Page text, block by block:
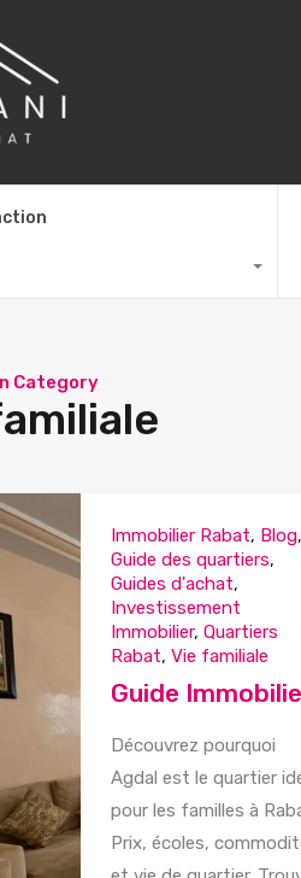
Category
Immobilier Rabat, Blog,
Guide des quartiers,
Guides d'achat,
Investissement
Immobilier, Quartiers
Rabat, Vie familiale
Découvrez pourquoi
Agdal est le quartier
pour les familles à
Prix, écoles,